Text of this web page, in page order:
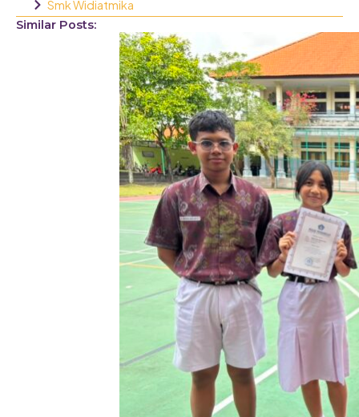
Smk Widiatmika
Similar Posts: